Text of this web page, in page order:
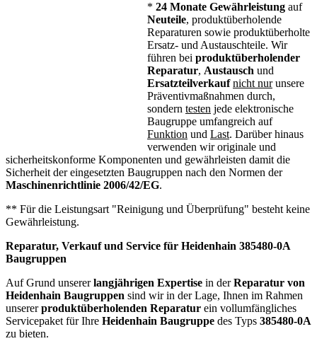
* 24 Monate Gewährleistung auf
Neuteile, produktüberholende
Reparaturen sowie produktüberholte
Ersatz- und Austauschteile. Wir
führen bei produktüberholender
Reparatur, Austausch und
Ersatzteilverkauf nicht nurunsere
Präventivmaßnahmen durch,
sondern testen jede elektronische
Baugruppe umfangreich auf
Funktion und Last. Darüber hinaus
verwenden wir originale und
sicherheitskonforme Komponenten und gewährleisten damit die
Sicherheit der eingesetzten Baugruppen nach den Normen der
Maschinenrichtlinie 2006/42/EG.
** Für die Leistungsart "Reinigung und Überprüfung" besteht keine
Gewährleistung.
Reparatur, Verkauf und Service für Heidenhain 385480-0A
Baugruppen
Auf Grund unsererlangjährigen Expertise in derReparatur von
Heidenhain Baugruppen sind wir in der Lage, Ihnen im Rahmen
unsererproduktüberholenden Reparatur ein vollumfängliches
Servicepaket für Ihre Heidenhain Baugruppe des Typs 385480-0A
zu bieten.